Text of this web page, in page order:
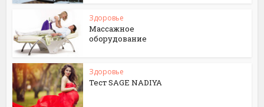
Здоровье
Массажное
оборудование
Здоровье
Тест SAGE NADIYA